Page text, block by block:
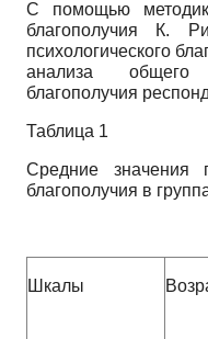
С помощью
благополучия К.
психологического
анализа общего
благополучия
Таблица 1
Средние значения
благополучия в
Шкалы